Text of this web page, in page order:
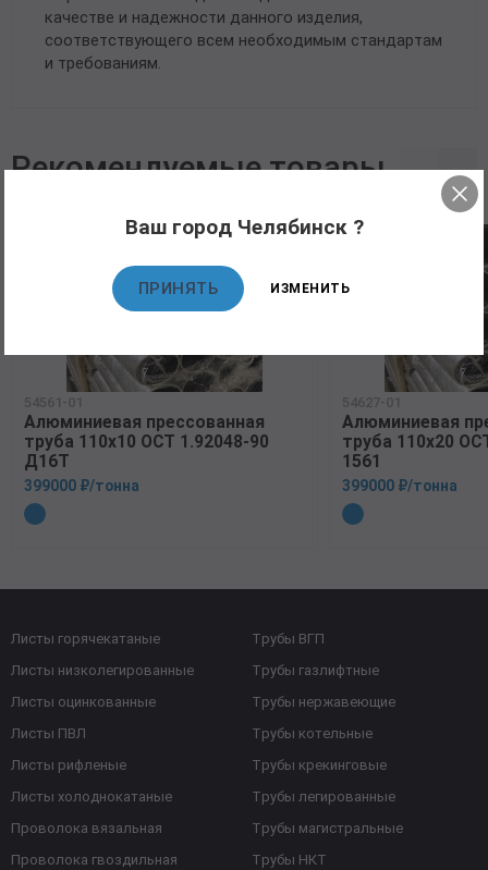
качестве и надежности данного изделия,
соответствующего всем необходимым стандартам
и требованиям.
Рекомендуемые товары
54561-01
Алюминиевая прессованная
труба 110х10 ОСТ 1.92048-90
Д16Т
399000 ₽/тонна
54627-01
Алюминиевая
труба 110х20
1561
399000 ₽/тонна
Листы горячекатаные
Листы низколегированные
Листы оцинкованные
Листы ПВЛ
Листы рифленые
Листы холоднокатаные
Проволока вязальная
Проволока гвоздильная
Трубы ВГП
Трубы газлифтные
Трубы нержавеющие
Трубы котельные
Трубы крекинговые
Трубы легированные
Трубы магистральные
Трубы НКТ
Ваш город Челябинск ?
ПРИНЯТЬ ИЗМЕНИТЬ